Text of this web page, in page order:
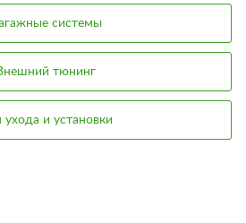
системы
тюнинг
ухода и установки